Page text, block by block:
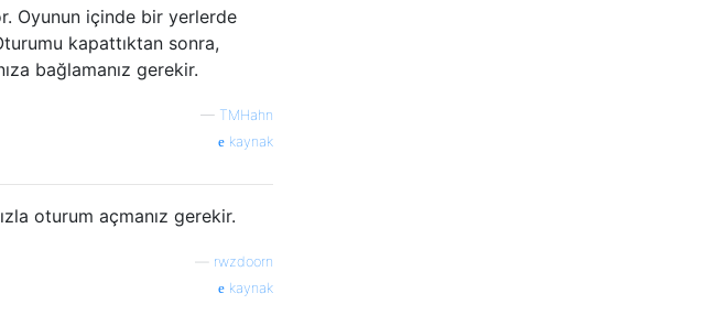
Oyunun içinde bir yerlerde
kapattıktan sonra,
bağlamanız gerekir.
— TMHahn
kaynak
oturum açmanız gerekir.
rwzdoorn
kaynak